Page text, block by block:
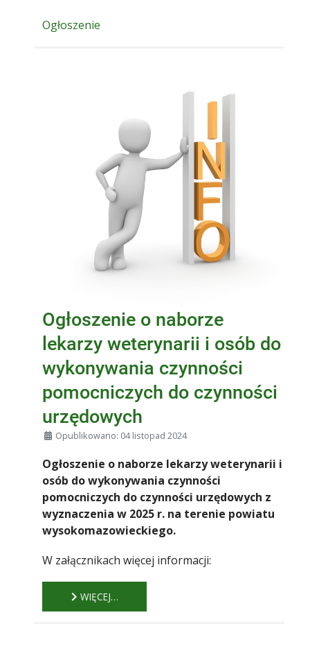
Ogłoszenie
Ogłoszenie o naborze
lekarzy weterynarii i osób do
wykonywania czynności
pomocniczych do czynności
urzędowych
Szczegóły
Opublikowano: 04 listopad 2024
Ogłoszenie o naborze lekarzy weterynarii i
osób do wykonywania czynności
pomocniczych do czynności urzędowych z
wyznaczenia w 2025 r. na terenie powiatu
wysokomazowieckiego.
W załącznikach więcej informacji:
WIĘCEJ…